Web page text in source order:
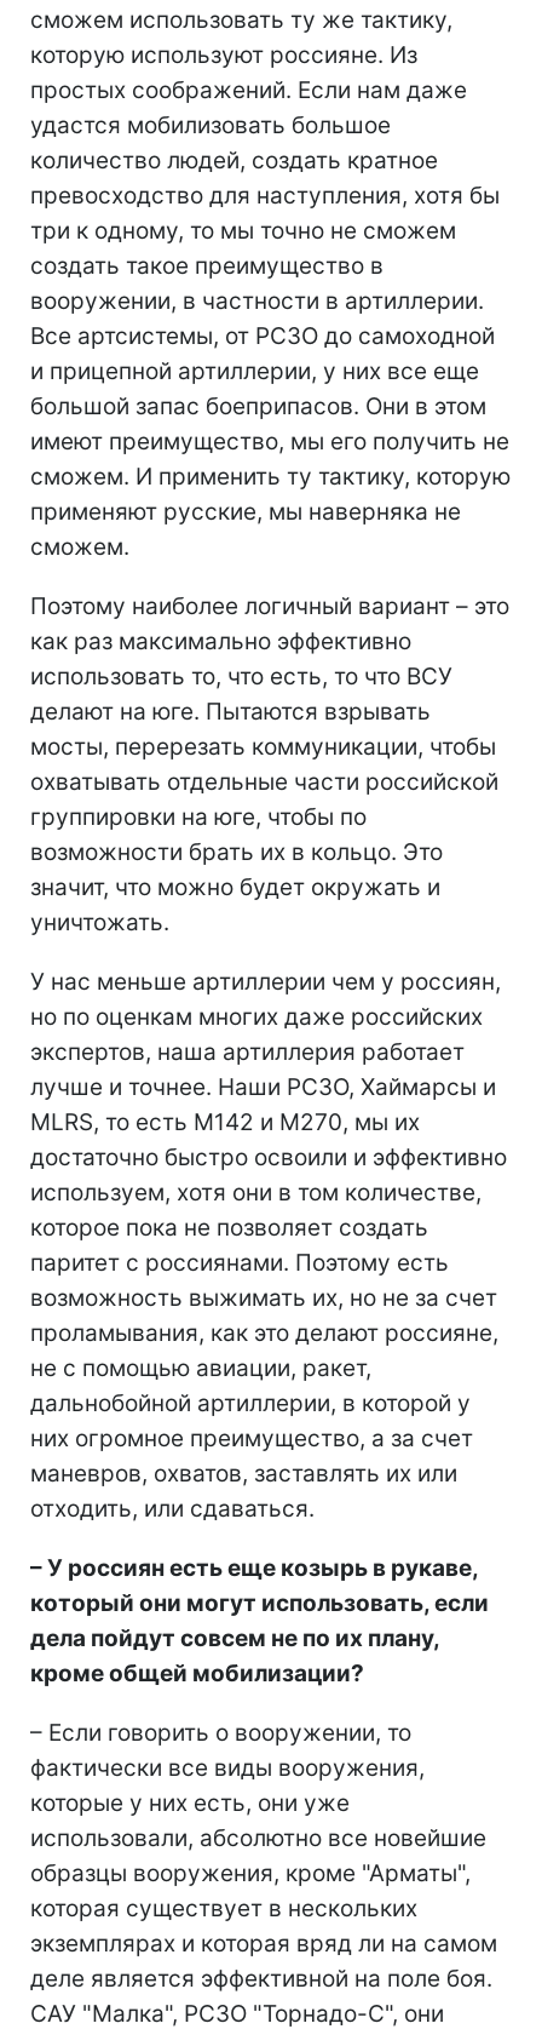
сможем использовать ту же тактику,
которую используют россияне. Из
простых соображений. Если нам даже
удастся мобилизовать большое
количество людей, создать кратное
превосходство для наступления, хотя бы
три к одному, то мы точно не сможем
создать такое преимущество в
вооружении, в частности в артиллерии.
Все артсистемы, от РСЗО до самоходной
и прицепной артиллерии, у них все еще
большой запас боеприпасов. Они в этом
имеют преимущество, мы его получить не
сможем. И применить ту тактику, которую
применяют русские, мы наверняка не
сможем.
Поэтому наиболее логичный вариант – это
как раз максимально эффективно
использовать то, что есть, то что ВСУ
делают на юге. Пытаются взрывать
мосты, перерезать коммуникации, чтобы
охватывать отдельные части российской
группировки на юге, чтобы по
возможности брать их в кольцо. Это
значит, что можно будет окружать и
уничтожать.
У нас меньше артиллерии чем у россиян,
но по оценкам многих даже российских
экспертов, наша артиллерия работает
лучше и точнее. Наши РСЗО, Хаймарсы и
MLRS, то есть М142 и М270, мы их
достаточно быстро освоили и эффективно
используем, хотя они в том количестве,
которое пока не позволяет создать
паритет с россиянами. Поэтому есть
возможность выжимать их, но не за счет
проламывания, как это делают россияне,
не с помощью авиации, ракет,
дальнобойной артиллерии, в которой у
них огромное преимущество, а за счет
маневров, охватов, заставлять их или
отходить, или сдаваться.
– У россиян есть еще козырь в рукаве,
который они могут использовать, если
дела пойдут совсем не по их плану,
кроме общей мобилизации?
– Если говорить о вооружении, то
фактически все виды вооружения,
которые у них есть, они уже
использовали, абсолютно все новейшие
образцы вооружения, кроме "Арматы",
которая существует в нескольких
экземплярах и которая вряд ли на самом
деле является эффективной на поле боя.
САУ "Малка", РСЗО "Торнадо-С", они